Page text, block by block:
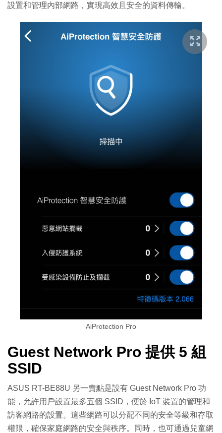
設置和管理內部網路，實現高效且安全的資料傳輸。
AiProtection Pro
Guest Network Pro 提供 5 組
SSID
ASUS RT-BE88U 另一賣點是設有 Guest Network Pro 功
能，允許用戶設置最多五個 SSID，便於 IoT 裝置的管理和
訪客網路的設置。這些網路可以分配不同的安全等級和存取
權限，確保家庭網路的安全與秩序。同時，也可通過兒童網